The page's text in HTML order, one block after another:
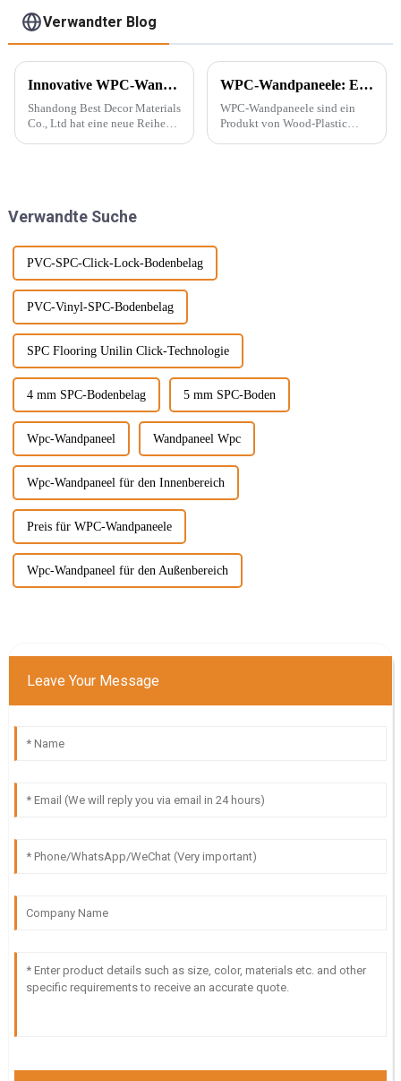
Verwandter Blog
Innovative WPC-Wandpaneele für stilvolle Häuser
Shandong Best Decor Materials
Co., Ltd hat eine neue Reihe
Diese Materie...
WPC-Wandpaneele: Ein neuer Baustofftyp
WPC-Wandpaneele sind ein
Produkt von Wood-Plastic
Verwandte Suche
PVC-SPC-Click-Lock-Bodenbelag
PVC-Vinyl-SPC-Bodenbelag
SPC Flooring Unilin Click-Technologie
4 mm SPC-Bodenbelag 5 mm SPC-Boden
Wpc-Wandpaneel Wandpaneel Wpc
Wpc-Wandpaneel für den Innenbereich
Preis für WPC-Wandpaneele
Wpc-Wandpaneel für den Außenbereich
Leave Your Message